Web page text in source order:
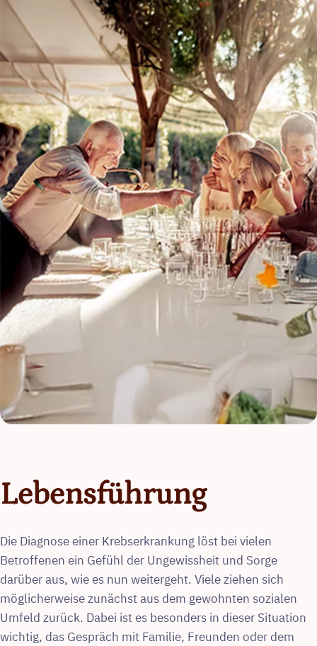
Lebensführung
Die Diagnose einer Krebserkrankung löst bei vielen
Betroffenen ein Gefühl der Ungewissheit und Sorge
darüber aus, wie es nun weitergeht. Viele ziehen sich
möglicherweise zunächst aus dem gewohnten sozialen
Umfeld zurück. Dabei ist es besonders in dieser Situation
wichtig, das Gespräch mit Familie, Freunden oder dem